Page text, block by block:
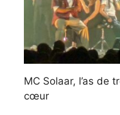
MC Solaar, l’as de
cœur